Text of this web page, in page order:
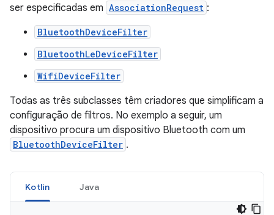
ser especificadas em AssociationRequest :
BluetoothDeviceFilter
BluetoothLeDeviceFilter
WifiDeviceFilter
Todas as três subclasses têm criadores que simplificam a
configuração de filtros. No exemplo a seguir, um
dispositivo procura um dispositivo Bluetooth com um
BluetoothDeviceFilter .
Kotlin Java